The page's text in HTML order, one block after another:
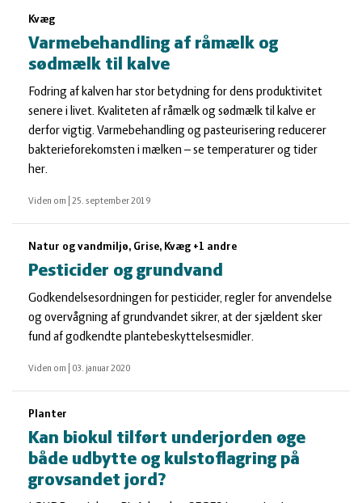
Kvæg
Varmebehandling af råmælk og
sødmælk til kalve
Fodring af kalven har stor betydning for dens produktivitet
senere i livet. Kvaliteten af råmælk og sødmælk til kalve er
derfor vigtig. Varmebehandling og pasteurisering reducerer
bakterieforekomsten i mælken – se temperaturer og tider
her.
Viden om 25. september 2019
Natur og vandmiljø, Grise, Kvæg +1 andre
Pesticider og grundvand
Godkendelsesordningen for pesticider, regler for anvendelse
og overvågning af grundvandet sikrer, at der sjældent sker
fund af godkendte plantebeskyttelsesmidler.
Viden om 03. januar 2020
Planter
Kan biokul tilført underjorden øge
både udbytte og kulstoflagring på
grovsandet jord?